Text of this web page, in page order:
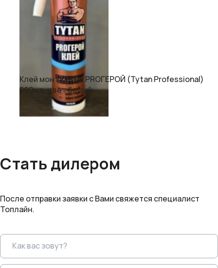
Клей монтажный PROГЕРОЙ (Tytan Professional)
290мл, цвет белый
Стать дилером
После отправки заявки с Вами свяжется специалист
Топлайн.